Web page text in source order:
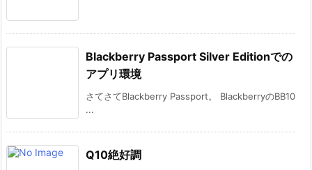
Blackberry Passport Silver Editionでの
アプリ環境
さてさてBlackberry Passport。 BlackberryのBB10
...
Q10絶好調